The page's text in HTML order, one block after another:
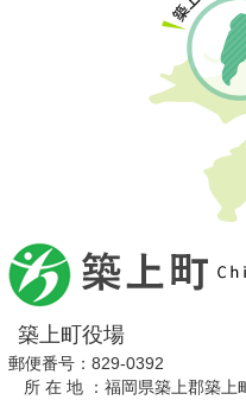
築上町役場
郵便番号：829-0392
所 在 地 ：福岡県築上郡築上